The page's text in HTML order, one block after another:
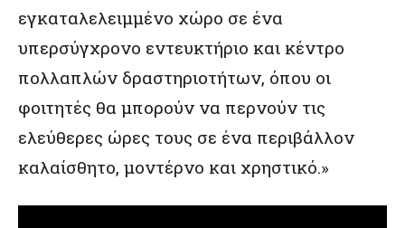
εγκαταλελειμμένο χώρο σε ένα
υπερσύγχρονο εντευκτήριο και κέντρο
πολλαπλών δραστηριοτήτων, όπου οι
φοιτητές θα μπορούν να περνούν τις
ελεύθερες ώρες τους σε ένα περιβάλλον
καλαίσθητο, μοντέρνο και χρηστικό.»